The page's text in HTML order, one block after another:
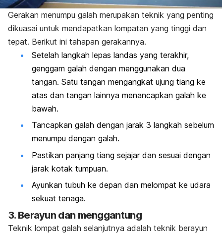
Gerakan menumpu galah merupakan teknik yang penting
dikuasai untuk mendapatkan lompatan yang tinggi dan
tepat. Berikut ini tahapan gerakannya.
Setelah langkah lepas landas yang terakhir,
genggam galah dengan menggunakan dua
tangan. Satu tangan mengangkat ujung tiang ke
atas dan tangan lainnya menancapkan galah ke
bawah.
Tancapkan galah dengan jarak 3 langkah sebelum
menumpu dengan galah.
Pastikan panjang tiang sejajar dan sesuai dengan
jarak kotak tumpuan.
Ayunkan tubuh ke depan dan melompat ke udara
sekuat tenaga.
3. Berayun dan menggantung
Teknik lompat galah selanjutnya adalah teknik berayun